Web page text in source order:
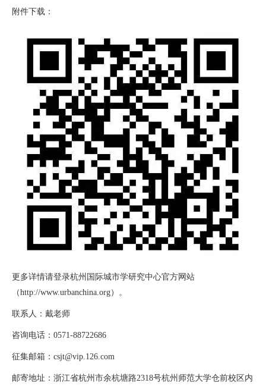
附件下载：
更多详情请登录杭州国际城市学研究中心官方网站
（http://www.urbanchina.org）。
联系人：戴老师
咨询电话： 0571-88722686
征集邮箱： csjt@vip.126.com
邮寄地址：浙江省杭州市余杭塘路2318号杭州师范大学仓前校区内